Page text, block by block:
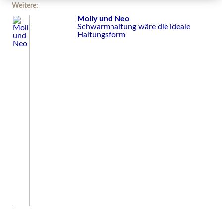
Weitere:
Molly und Neo
Schwarmhaltung wäre die ideale
Haltungsform